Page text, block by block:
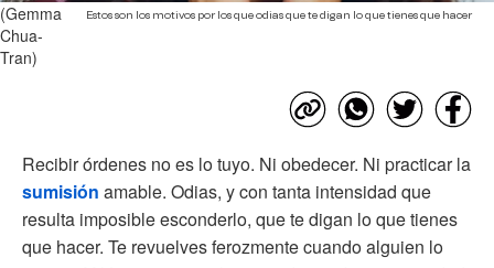
Estos son los motivos por los que odias que te digan lo que tienes que hacer
(Gemma
Chua-
Tran)
Recibir órdenes no es lo tuyo. Ni obedecer. Ni practicar la
sumisión amable. Odias, y con tanta intensidad que
resulta imposible esconderlo, que te digan lo que tienes
que hacer. Te revuelves ferozmente cuando alguien lo